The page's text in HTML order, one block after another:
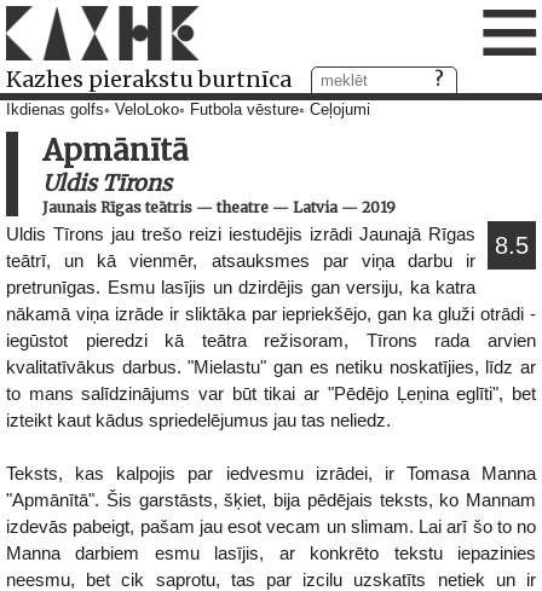
Kazhes pierakstu burtnīca ≡
Ikdienas golfs VeloLoko Futbola vēsture Ceļojumi
Apmānītā
Uldis Tīrons
Jaunais Rīgas teātris — theatre — Latvia— 2019
8.5
Uldis Tīrons jau trešo reizi iestudējis izrādi Jaunajā Rīgas
teātrī, un kā vienmēr, atsauksmes par viņa darbu ir
pretrunīgas. Esmu lasījis un dzirdējis gan versiju, ka katra
nākamā viņa izrāde ir sliktāka par iepriekšējo, gan ka gluži otrādi -
iegūstot pieredzi kā teātra režisoram, Tīrons rada arvien
kvalitatīvākus darbus. "Mielastu" gan es netiku noskatījies, līdz ar
to mans salīdzinājums var būt tikai ar "Pēdējo Ļeņina eglīti", bet
izteikt kaut kādus spriedelējumus jau tas neliedz.
Teksts, kas kalpojis par iedvesmu izrādei, ir Tomasa Manna
"Apmānītā". Šis garstāsts, šķiet, bija pēdējais teksts, ko Mannam
izdevās pabeigt, pašam jau esot vecam un slimam. Lai arī šo to no
Manna darbiem esmu lasījis, ar konkrēto tekstu iepazinies
neesmu, bet cik saprotu, tas par izcilu uzskatīts netiek un ir